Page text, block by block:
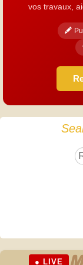
vos travaux,
● LIVE